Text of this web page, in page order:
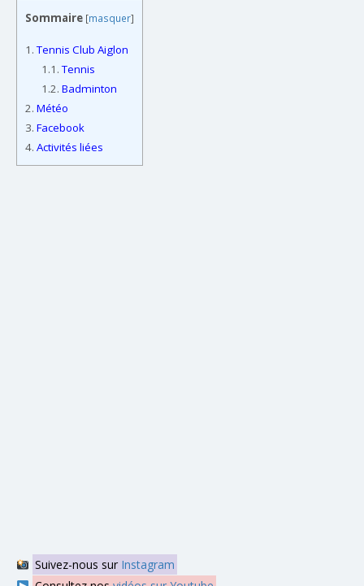
Sommaire [masquer]
1.Tennis Club Aiglon
1.1.Tennis
1.2. Badminton
2. Météo
3. Facebook
4. Activités liées
Suivez-nous sur Instagram